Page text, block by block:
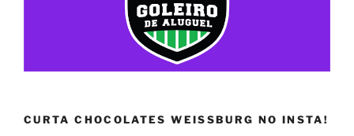
CURTA CHOCOLATES WEISSBURG NO INSTA!